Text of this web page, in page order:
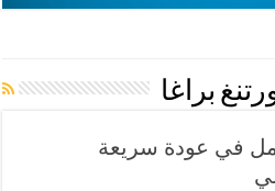
براغا
في عودة سريعة